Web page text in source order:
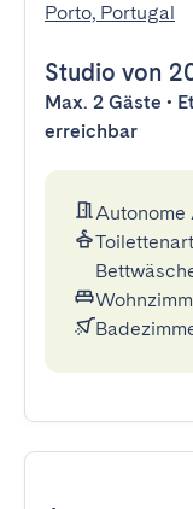
Porto, Portugal
Studio von
Max. 2 Gäste •
erreichbar
Autonome